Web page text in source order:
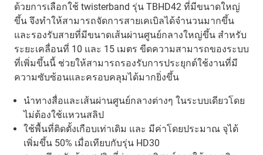
ด้วยการเลือกใช้ twisterband รุ่น TBHD42 ที่มีขนาดใหญ่
ขึ้น จึงทำให้สามารถจัดการสายเคเบิลได้จำนวนมากขึ้น
และรองรับสายที่มีขนาดเส้นผ่านศูนย์กลางใหญ่ขึ้น สำหรับ
ระยะเคลื่อนที่ 10 และ 15 เมตร ขีดความสามารถของระบบ
ที่เพิ่มขึ้นนี้ ช่วยให้สามารถรองรับการประยุกต์ใช้งานที่มี
ความซับซ้อนและครอบคลุมได้มากยิ่งขึ้น
นำทางสื่อและเส้นผ่านศูนย์กลางต่างๆ ในระบบเดียวโดย
ไม่ต้องใช้แหวนสลิป
ใช้พื้นที่ติดตั้งเกือบเท่าเดิม และ มีค่าโดยประมาณ จุได้
เพิ่มขึ้น 50% เมื่อเทียบกับรุ่น HD30